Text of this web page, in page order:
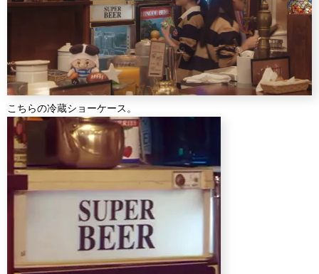
こちらの冷蔵ショーケース。